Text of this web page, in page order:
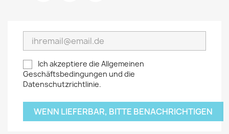
Ich akzeptiere die Allgemeinen
Geschäftsbedingungen und die
Datenschutzrichtlinie.
WENN LIEFERBAR, BITTE BENACHRICHTIGEN